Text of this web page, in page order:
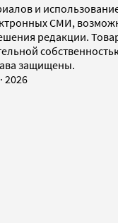
и
СМИ,
редакции.
защищены.
· 2026